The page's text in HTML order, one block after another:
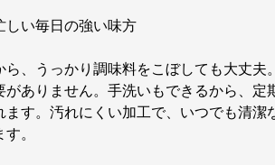
しい毎日の強い味方
、うっかり調味料をこぼしても大丈夫
ありません。手洗いもできるから、定
ます。汚れにくい加工で、いつでも清潔
。